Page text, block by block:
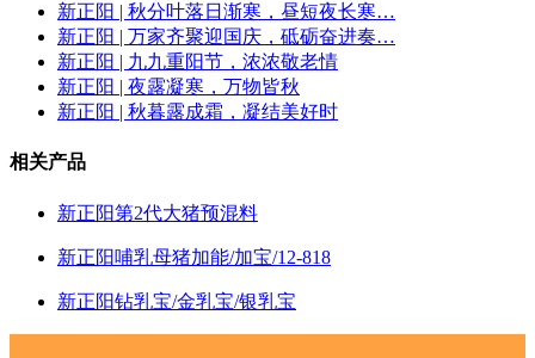
新正阳 | 秋分叶落日渐寒，昼短夜长寒…
新正阳 | 万家齐聚迎国庆，砥砺奋进奏…
新正阳 | 九九重阳节，浓浓敬老情
新正阳 | 夜露凝寒，万物皆秋
新正阳 | 秋暮露成霜，凝结美好时
相关产品
新正阳第2代大猪预混料
新正阳哺乳母猪加能/加宝/12-818
新正阳钻乳宝/金乳宝/银乳宝